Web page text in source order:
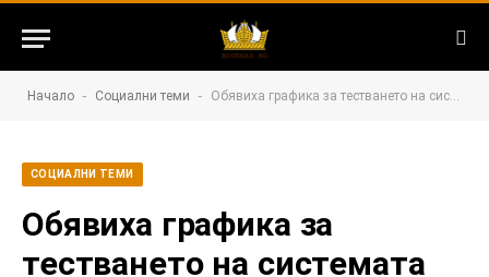
Начало - Социални теми - Обявиха графика за тестването на системата BG-ALERT в цялата страна
СОЦИАЛНИ ТЕМИ
Обявиха графика за
тестването на системата